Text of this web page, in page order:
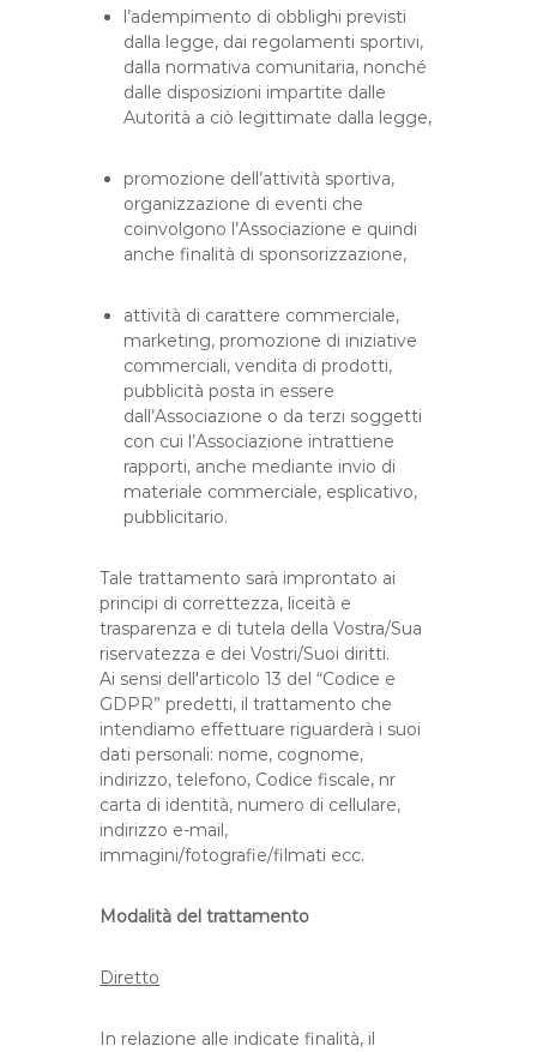
l’adempimento di obblighi previsti
dalla legge, dai regolamenti sportivi,
dalla normativa comunitaria, nonché
dalle disposizioni impartite dalle
Autorità a ciò legittimate dalla legge,
promozione dell’attività sportiva,
organizzazione di eventi che
coinvolgono l’Associazione e quindi
anche finalità di sponsorizzazione,
attività di carattere commerciale,
marketing, promozione di iniziative
commerciali, vendita di prodotti,
pubblicità posta in essere
dall’Associazione o da terzi soggetti
con cui l’Associazione intrattiene
rapporti, anche mediante invio di
materiale commerciale, esplicativo,
pubblicitario.
Tale trattamento sarà improntato ai
principi di correttezza, liceità e
trasparenza e di tutela della Vostra/Sua
riservatezza e dei Vostri/Suoi diritti.
Ai sensi dell'articolo 13 del “Codice e
GDPR” predetti, il trattamento che
intendiamo effettuare riguarderà i suoi
dati personali: nome, cognome,
indirizzo, telefono, Codice fiscale, nr
carta di identità, numero di cellulare,
indirizzo e-mail,
immagini/fotografie/filmati ecc.
Modalità del trattamento
Diretto
In relazione alle indicate finalità, il